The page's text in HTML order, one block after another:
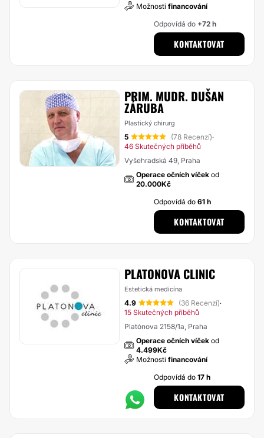
Možnosti financování
Odpovídá do +72 h
KONTAKTOVAT
PRIM. MUDR. DUŠAN
ZÁRUBA
Plastický chirurg
5 (78 Recenzí)·
46 Skutečných příběhů
Vyšehradská 49, Praha
Operace očních víček od
20.000Kč
Odpovídá do61 h
KONTAKTOVAT
PLATONOVA CLINIC
Estetická medicína
4.9 (36 Recenzí)·
15 Skutečných příběhů
Platónova 2158/1a, Praha
Operace očních víček od
4.499Kč
Možnosti financování
Odpovídá do17 h
KONTAKTOVAT